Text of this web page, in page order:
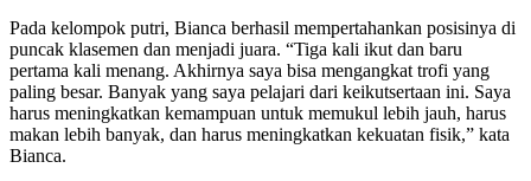
Pada kelompok putri, Bianca berhasil mempertahankan posisinya di
puncak klasemen dan menjadi juara. “Tiga kali ikut dan baru
pertama kali menang. Akhirnya saya bisa mengangkat trofi yang
paling besar. Banyak yang saya pelajari dari keikutsertaan ini. Saya
harus meningkatkan kemampuan untuk memukul lebih jauh, harus
makan lebih banyak, dan harus meningkatkan kekuatan fisik,” kata
Bianca.